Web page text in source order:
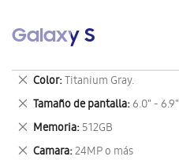
Galaxy S
Color Titanium Gray.
Eliminar
este
artículo
Tamaño de pantalla 6.0" - 6.9"
Eliminar
este
artículo
Memoria 512GB
Eliminar
este
Camara 24MP o más
Eliminar